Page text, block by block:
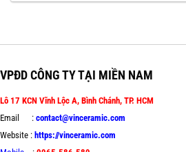
VPĐD CÔNG TY TẠI MIỀN NAM
Lô 17 KCN Vĩnh Lộc A, Bình Chánh, TP. HCM
Email : contact@vinceramic.com
Website : https://vinceramic.com